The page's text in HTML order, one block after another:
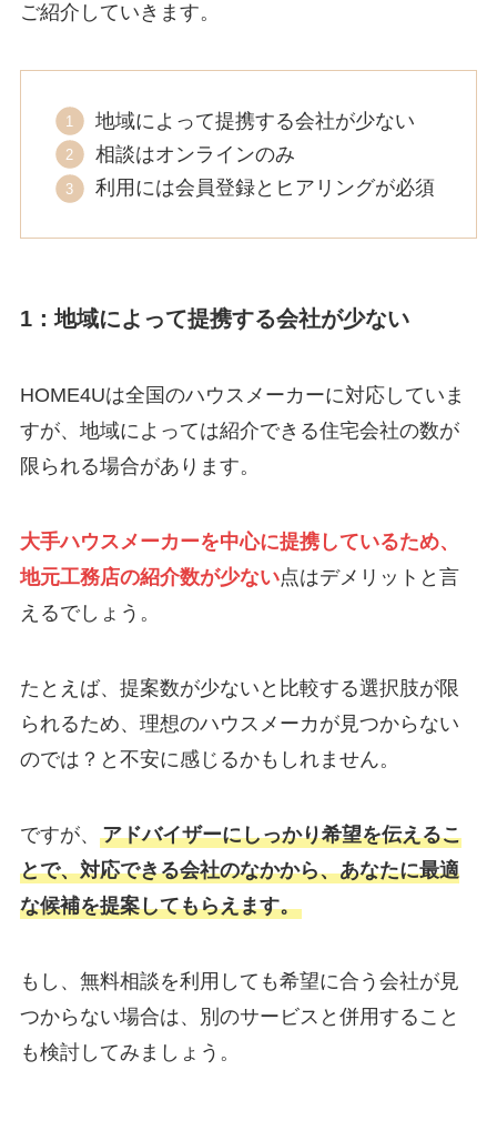
ご紹介していきます。
地域によって提携する会社が少ない
相談はオンラインのみ
利用には会員登録とヒアリングが必須
1：地域によって提携する会社が少ない
HOME4Uは全国のハウスメーカーに対応していま
すが、地域によっては紹介できる住宅会社の数が
限られる場合があります。
大手ハウスメーカーを中心に提携しているため、
地元工務店の紹介数が少ない点はデメリットと言
えるでしょう。
たとえば、提案数が少ないと比較する選択肢が限
られるため、理想のハウスメーカが見つからない
のでは？と不安に感じるかもしれません。
ですが、 アドバイザーにしっかり希望を伝えるこ
とで、対応できる会社のなかから、あなたに最適
な候補を提案してもらえます。
もし、無料相談を利用しても希望に合う会社が見
つからない場合は、別のサービスと併用すること
も検討してみましょう。